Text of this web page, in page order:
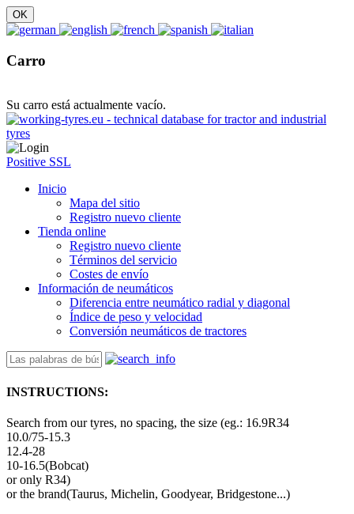
Carro
Su carro está actualmente vacío.
Positive SSL
Inicio
Mapa del sitio
Registro nuevo cliente
Tienda online
Registro nuevo cliente
Términos del servicio
Costes de envío
Información de neumáticos
Diferencia entre neumático radial y diagonal
Índice de peso y velocidad
Conversión neumáticos de tractores
INSTRUCTIONS:
Search from our tyres, no spacing, the size (eg.: 16.9R34
10.0/75-15.3
12.4-28
10-16.5(Bobcat)
or only R34)
or the brand(Taurus, Michelin, Goodyear, Bridgestone...)